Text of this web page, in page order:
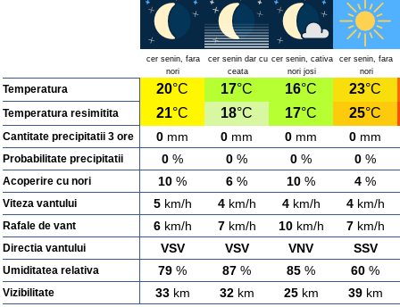
cer senin, fara
nori
cer senin dar cu
ceata
cer senin, cativa
nori josi
cer senin, fara
nori
Temperatura 20°C 17°C 16°C 23°C
Temperatura resimitita 21°C 18°C 17°C 25°C
Cantitate precipitatii 3 ore 0 mm 0 mm 0 mm 0 mm
Probabilitate precipitatii 0 % 0 % 0 % 0 %
Acoperire cu nori 10 % 6 % 10 % 4 %
Viteza vantului 5km/h 4km/h 4km/h 4km/h
Rafale de vant 6km/h 7km/h 10km/h 7km/h
Directia vantului VSV VSV VNV SSV
Umiditatea relativa 79 % 87 % 85 % 60 %
Vizibilitate 33km 32km 25km 39km